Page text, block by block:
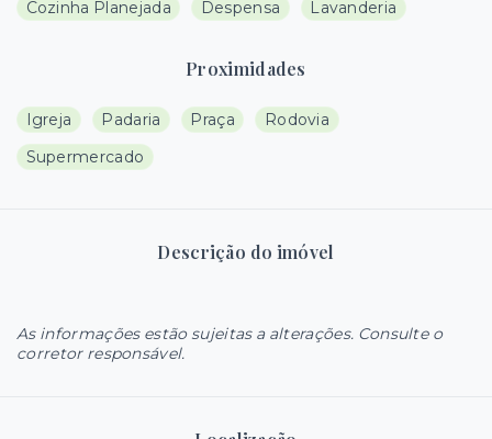
Cozinha Planejada
Despensa Lavanderia
Proximidades
Igreja Padaria Praça
Rodovia
Supermercado
Descrição do imóvel
As informações estão sujeitas a alterações. Consulte o
corretor responsável.